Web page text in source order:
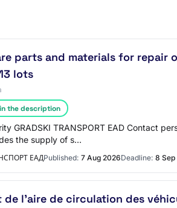
parts and materials for repair
lots
the description
GRADSKI TRANSPORT EAD Contact
the supply of s…
ЕАДPublished: 7 Aug 2026Deadline: 8
de l'aire de circulation des